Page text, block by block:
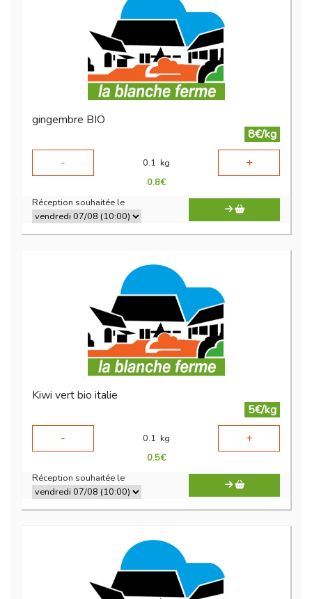
gingembre BIO
8€/kg
-
0.1 kg +
0.8€
Réception souhaitée le
Kiwi vert bio italie
5€/kg
-
0.1 kg +
0.5€
Réception souhaitée le